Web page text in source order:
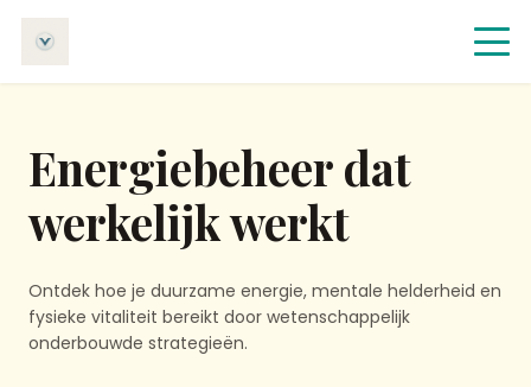
Energiebeheer dat
werkelijk werkt
Ontdek hoe je duurzame energie, mentale helderheid en
fysieke vitaliteit bereikt door wetenschappelijk
onderbouwde strategieën.